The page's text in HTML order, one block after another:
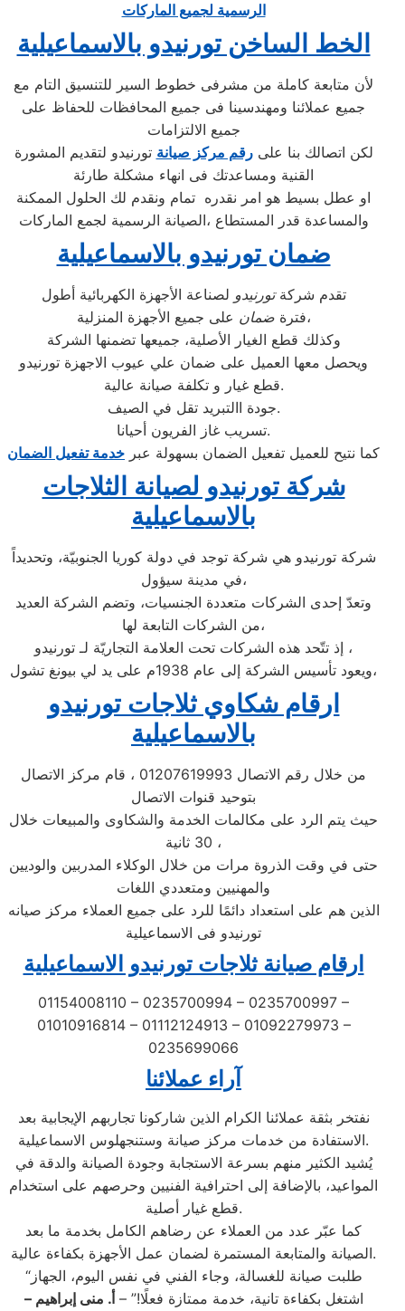
الرسمية لجميع الماركات
الخط الساخن تورنيدو بالاسماعيلية
لأن متابعة كاملة من مشرفى خطوط السير للتنسيق التام مع
جميع عملائنا ومهندسينا فى جميع المحافظات للحفاظ على
جميع الالتزامات
لكن اتصالك بنا علىرقم مركز صيانة تورنيدو لتقديم المشورة
القنية ومساعدتك فى انهاء مشكلة طارئة
او عطل بسيط هو امر نقدره تمام ونقدم لك الحلول الممكنة
والمساعدة قدر المستطاع ،الصيانة الرسمية لجمع الماركات
ضمان تورنيدو بالاسماعيلية
تقدم شركةتورنيدو لصناعة الأجهزة الكهربائية أطول
فترةضمان
على جميع الأجهزة المنزلية،
وكذلك قطع الغيار الأصلية، جميعها تضمنها الشركة
ويحصل معها العميل على ضمان علي عيوب الاجهزة تورنيدو
قطع غيار و تكلفة صيانة عالية.
جودة االتبريد تقل في الصيف.
تسريب غاز الفريون أحيانا.
كما نتيح للعميل تفعيل الضمان بسهولة عبر خدمة تفعيل الضمان
شركة تورنيدو لصيانة الثلاجات
بالاسماعيلية
شركة تورنيدو هي شركة توجد في دولة كوريا الجنوبيّة، وتحديداً
في مدينة سيؤول،
وتعدّ إحدى الشركات متعددة الجنسيات، وتضم الشركة العديد
من الشركات التابعة لها،
إذ تتّحد هذه الشركات تحت العلامة التجاريّة لـ تورنيدو ،
ويعود تأسيس الشركة إلى عام 1938م على يد لي بيونغ تشول،
ارقام شكاوي ثلاجات تورنيدو
بالاسماعيلية
من خلال رقم الاتصال 01207619993 ، قام مركز الاتصال
بتوحيد قنوات الاتصال
حيث يتم الرد على مكالمات الخدمة والشكاوى والمبيعات خلال
30 ثانية ،
حتى في وقت الذروة مرات من خلال الوكلاء المدربين والوديين
والمهنيين ومتعددي اللغات
الذين هم على استعداد دائمًا للرد على جميع العملاء مركز صيانه
تورنيدو فى الاسماعيلية
ارقام صيانة ثلاجات تورنيدو الاسماعيلية
01154008110 – 0235700994 – 0235700997 –
01010916814 – 01112124913 – 01092279973 –
0235699066
آراء عملائنا
نفتخر بثقة عملائنا الكرام الذين شاركونا تجاربهم الإيجابية بعد
الاستفادة من خدمات مركز صيانة وستنجهلوس الاسماعيلية.
يُشيد الكثير منهم بسرعة الاستجابة وجودة الصيانة والدقة في
المواعيد، بالإضافة إلى احترافية الفنيين وحرصهم على استخدام
قطع غيار أصلية.
كما عبّر عدد من العملاء عن رضاهم الكامل بخدمة ما بعد
الصيانة والمتابعة المستمرة لضمان عمل الأجهزة بكفاءة عالية.
“طلبت صيانة للغسالة، وجاء الفني في نفس اليوم، الجهاز
اشتغل بكفاءة تانية، خدمة ممتازة فعلًا!” – أ. منى إبراهيم –